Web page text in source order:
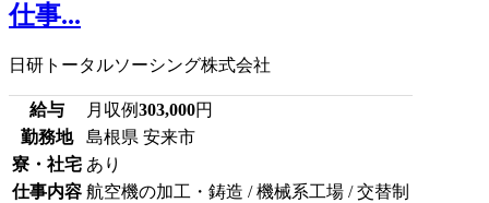
仕事...
日研トータルソーシング株式会社
給与 月収例303,000円
勤務地
島根県 安来市
寮・社宅 あり
仕事内容 航空機の加工・鋳造 / 機械系工場 / 交替制